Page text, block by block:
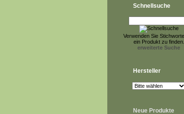
Schnellsuche
Verwenden Sie
ein Produkt zu finden.
erweiterte Suche
Hersteller
Neue Produkte